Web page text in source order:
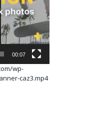
00:07
wp-
caz3.mp4